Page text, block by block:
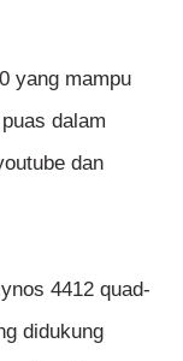
yang mampu
dalam
dan
4412 quad-
didukung